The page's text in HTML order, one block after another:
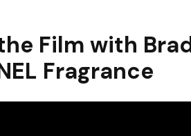
Film with
Fragrance